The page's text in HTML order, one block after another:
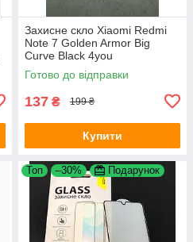
Захисне скло Xiaomi Redmi
Note 7 Golden Armor Big
Curve Black 4you
Готово до відправки
137 ₴ 199 ₴
Купити
Топ –30% Подарунок